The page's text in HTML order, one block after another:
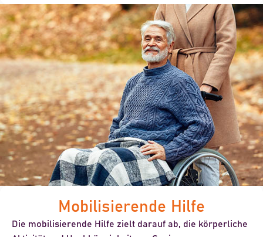
Mobilisierende Hilfe
Die mobilisierende Hilfe zielt darauf ab, die körperliche